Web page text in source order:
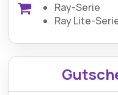
Ray-Serie
Ray Lite-